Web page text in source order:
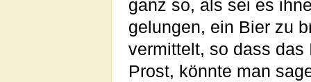
ganz so, als sei es
gelungen, ein Bier zu
vermittelt, so dass das
Prost, könnte man